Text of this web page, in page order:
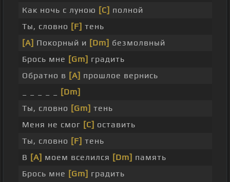
Как ночь с луною [C] полной
Ты, словно [F] тень
[A] Покорный и [Dm] безмолвный
Брось мне [Gm] градить
Обратно в [A] прошлое вернись
[Dm]
Ты, словно [Gm] тень
Меня не смог [C] оставить
Ты, словно [F] тень
В [A] моем вселился [Dm] память
Брось мне [Gm] градить